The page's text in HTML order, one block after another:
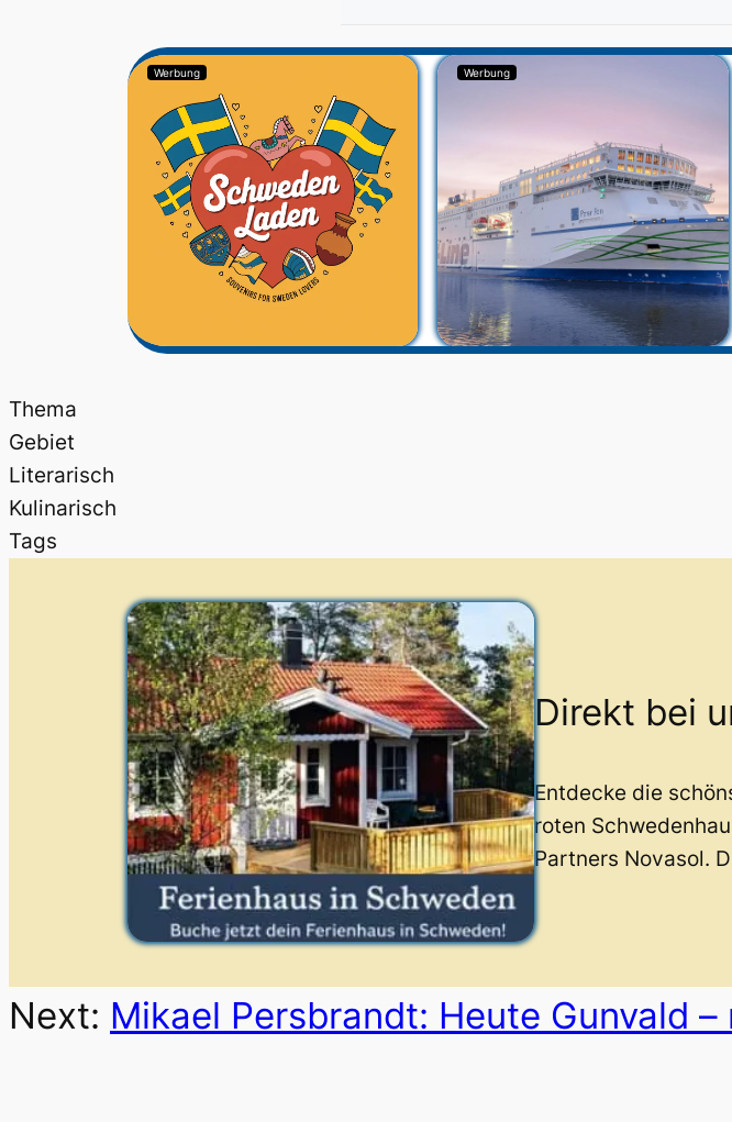
Werbung Werbung
Thema
Gebiet
Literarisch
Kulinarisch
Tags
Direkt bei
Entdecke die
roten
Partners Novasol.
Next: Mikael Persbrandt: Heute Gunvald